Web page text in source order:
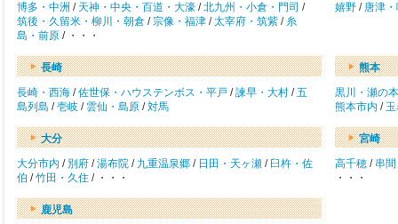
博多・中洲 / 天神・中央・百道・大濠 /北九州・小倉・門司 /
筑後・久留米・柳川・朝倉 /宗像・福津 /太宰府・筑紫 / 糸
島・前原 / ・・・
嬉野 / 唐津
長崎
長崎・西海 /佐世保・ハウステンボス・平戸 /諫早・大村 /五
島列島 /壱岐 / 雲仙・島原 /対馬
熊本
黒川・瀬の
熊本市内 /
大分
大分市内 / 別府 /湯布院 / 九重温泉郷 / 日田・天ヶ瀬 / 臼杵・佐
伯 /竹田・久住 / ・・・
宮崎
高千穂 / 串
・・・
鹿児島